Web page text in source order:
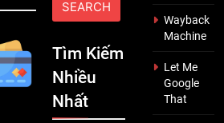
Tìm Kiếm
Nhiều
Nhất
Wayback
Machine
Let Me
Google
That